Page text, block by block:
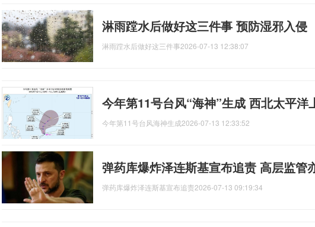
淋雨蹚水后做好这三件事 预防湿邪入侵
淋雨蹚水后做好这三件事2026-07-13 12:38:07
今年第11号台风“海神”生成 西北太平洋
今年第11号台风海神生成2026-07-13 12:33:52
弹药库爆炸泽连斯基宣布追责 高层监管
弹药库爆炸泽连斯基宣布追责2026-07-13 09:19:34